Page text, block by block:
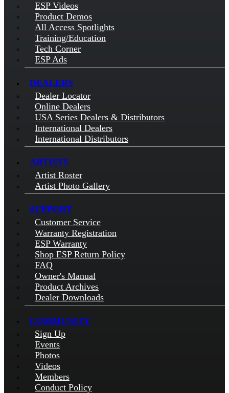
ESP Videos
Product Demos
All Access Spotlights
Training/Education
Tech Corner
ESP Ads
DEALERS
Dealer Locator
Online Dealers
USA Series Dealers & Distributors
International Dealers
International Distributors
ARTISTS
Artist Roster
Artist Photo Gallery
SUPPORT
Customer Service
Warranty Registration
ESP Warranty
Shop ESP Return Policy
FAQ
Owner's Manual
Product Archives
Dealer Downloads
COMMUNITY
Sign Up
Events
Photos
Videos
Members
Conduct Policy